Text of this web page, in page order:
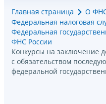
Главная страница
О
Федеральная налоговая
Федеральная
ФНС России
Конкурсы на заключение
с обязательством
федеральной